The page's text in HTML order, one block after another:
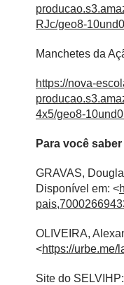
RJc/geo8-
Manchetes da
https://nova-
4x5/geo8-
Para você
GRAVAS,
Disponível em: <
OLIVEIRA,
<https://
Site do SELVIHP: